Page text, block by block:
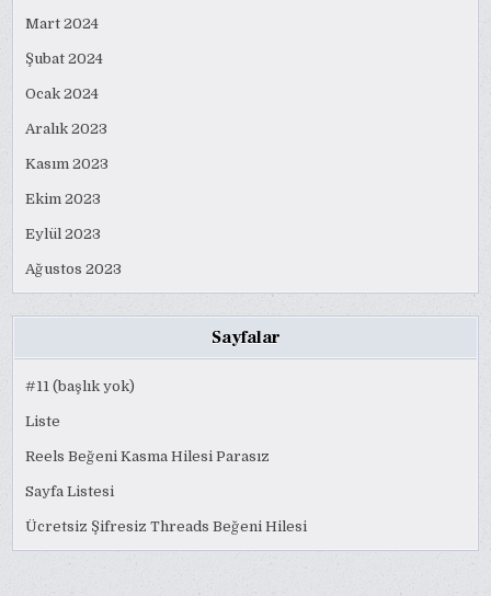
Mart 2024
Şubat 2024
Ocak 2024
Aralık 2023
Kasım 2023
Ekim 2023
Eylül 2023
Ağustos 2023
Sayfalar
#11 (başlık yok)
Liste
Reels Beğeni Kasma Hilesi Parasız
Sayfa Listesi
Ücretsiz Şifresiz Threads Beğeni Hilesi